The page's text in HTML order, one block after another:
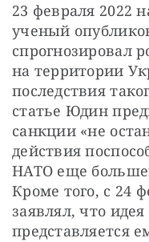
23 февраля 2022
ученый
спрогнозировал
на территории
последствия
статье Юдин
санкции «не
действия
НАТО еще
Кроме того, с 24
заявлял, что
представляется